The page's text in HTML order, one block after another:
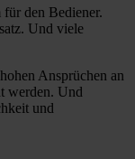
den Bediener.
Und viele
Ansprüchen an
werden. Und
und